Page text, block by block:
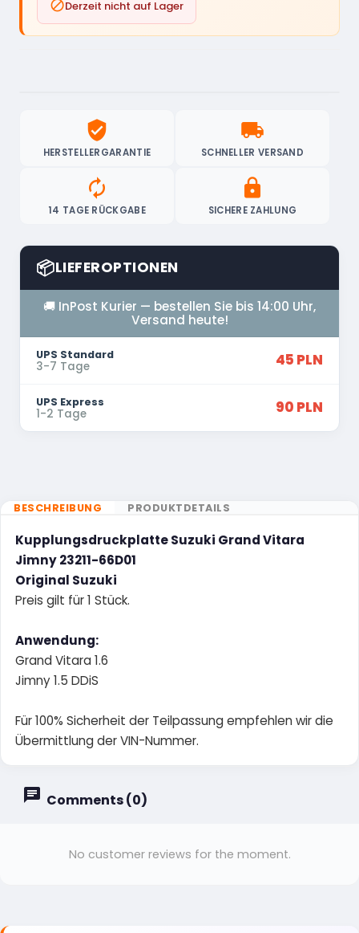
Derzeit nicht auf Lager
verified_user
HERSTELLERGARANTIE
local_shipping
SCHNELLER VERSAND
autorenew
14 TAGE RÜCKGABE
lock
SICHERE ZAHLUNG
📦LIEFEROPTIONEN
🚚 InPost Kurier — bestellen Sie bis 14:00 Uhr,
Versand heute!
UPS Standard
3-7 Tage 45 PLN
UPS Express
1-2 Tage 90 PLN
BESCHREIBUNG PRODUKTDETAILS
Kupplungsdruckplatte Suzuki Grand Vitara
Jimny 23211-66D01
Original Suzuki
Preis gilt für 1 Stück.
Anwendung:
Grand Vitara 1.6
Jimny 1.5 DDiS
Für 100% Sicherheit der Teilpassung empfehlen wir die
Übermittlung der VIN-Nummer.
Comments (0)
No customer reviews for the moment.